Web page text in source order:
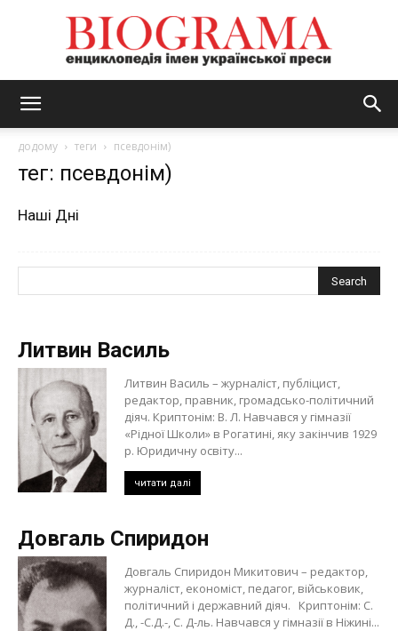
додому теги псевдонім)
тег: псевдонім)
Наші Дні
Литвин Василь
Литвин Василь – журналіст, публіцист,
редактор, правник, громадсько-політичний
діяч. Криптонім: В. Л. Навчався у гімназії
«Рідної Школи» в Рогатині, яку закінчив 1929
р. Юридичну освіту...
читати далі
Довгаль Спиридон
Довгаль Спиридон Микитович – редактор,
журналіст, економіст, педагог, військовик,
політичний і державний діяч. Криптонім: С.
Д., -С.Д.-, С. Д-ль. Навчався у гімназії в Ніжині...